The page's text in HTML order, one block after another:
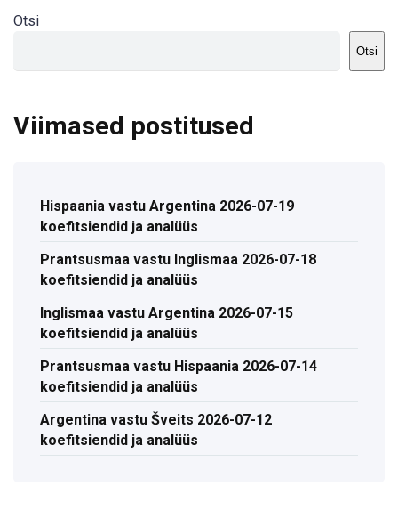
Otsi
Otsi
Viimased postitused
Hispaania vastu Argentina 2026-07-19
koefitsiendid ja analüüs
Prantsusmaa vastu Inglismaa 2026-07-18
koefitsiendid ja analüüs
Inglismaa vastu Argentina 2026-07-15
koefitsiendid ja analüüs
Prantsusmaa vastu Hispaania 2026-07-14
koefitsiendid ja analüüs
Argentina vastu Šveits 2026-07-12
koefitsiendid ja analüüs